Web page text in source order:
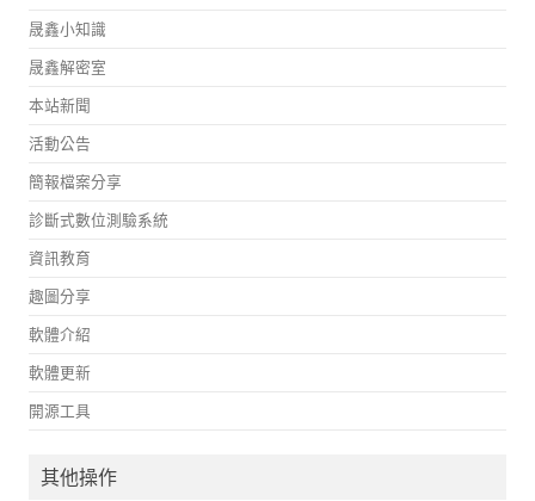
晟鑫小知識
晟鑫解密室
本站新聞
活動公告
簡報檔案分享
診斷式數位測驗系統
資訊教育
趣圖分享
軟體介紹
軟體更新
開源工具
其他操作